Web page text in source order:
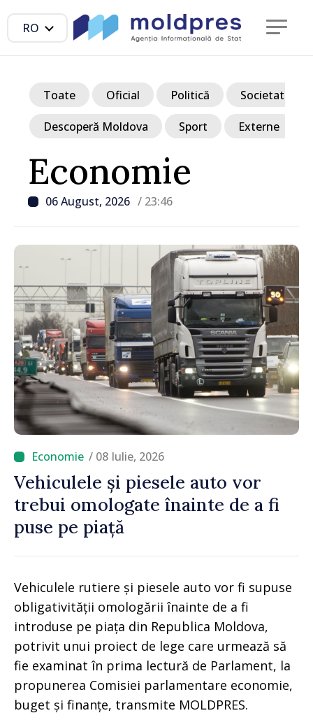
RO
Economie
06 August, 2026 / 23:46
Toate Oficial Politică Societate
Descoperă Moldova Sport Externe
/ 08 Iulie, 2026
Vehiculele și piesele auto vor
trebui omologate înainte de a fi
puse pe piață
Vehiculele rutiere și piesele auto vor fi supuse
obligativității omologării înainte de a fi
introduse pe piața din Republica Moldova,
potrivit unui proiect de lege care urmează să
fie examinat în prima lectură de Parlament, la
propunerea Comisiei parlamentare economie,
buget și finanțe, transmite MOLDPRES.